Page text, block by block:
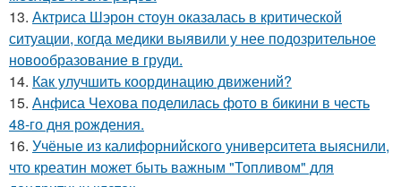
13. Актриса Шэрон стоун оказалась в критической
ситуации, когда медики выявили у нее подозрительное
новообразование в груди.
14. Как улучшить координацию движений?
15. Анфиса Чехова поделилась фото в бикини в честь
48-го дня рождения.
16. Учёные из калифорнийского университета выяснили,
что креатин может быть важным "Топливом" для